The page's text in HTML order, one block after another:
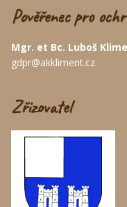
Pověřenec pro
Mgr. et Bc. Luboš
gdpr@akkliment.cz
Zřizovatel